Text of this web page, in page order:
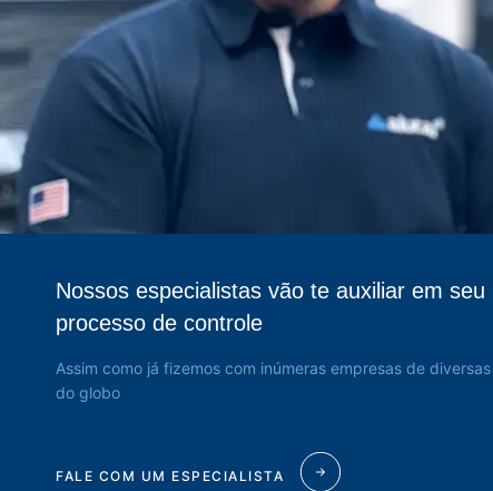
Nossos especialistas vão te auxiliar em seu
processo de controle
Assim como já fizemos com inúmeras empresas de
do globo
FALE COM UM ESPECIALISTA